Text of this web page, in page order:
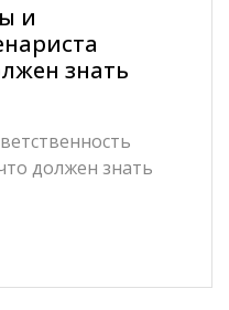
и
знать
должен знать